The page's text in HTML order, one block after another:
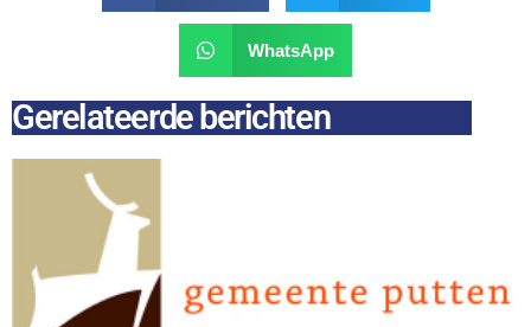
WhatsApp
Gerelateerde berichten